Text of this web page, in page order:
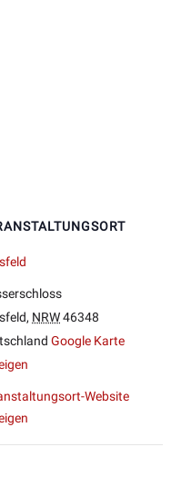
, NRW46348
Google Karte
Website